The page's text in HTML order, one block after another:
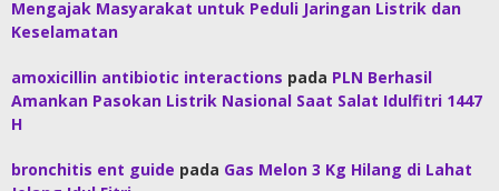
Mengajak Masyarakat untuk Peduli Jaringan Listrik dan
Keselamatan
amoxicillin antibiotic interactions pada PLN Berhasil
Amankan Pasokan Listrik Nasional Saat Salat Idulfitri 1447
H
bronchitis ent guide pada Gas Melon 3 Kg Hilang di Lahat